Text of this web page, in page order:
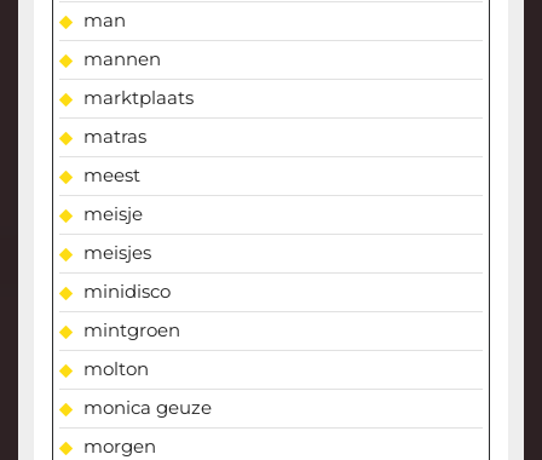
man
mannen
marktplaats
matras
meest
meisje
meisjes
minidisco
mintgroen
molton
monica geuze
morgen